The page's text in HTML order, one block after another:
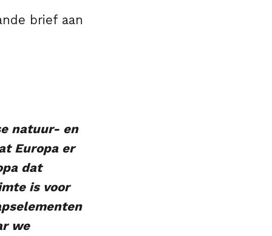
brief aan
natuur- en
Europa er
dat
is voor
we